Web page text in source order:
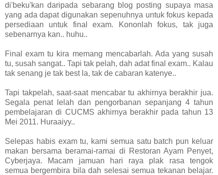
di'beku'kan daripada sebarang blog posting supaya masa
yang ada dapat digunakan sepenuhnya untuk fokus kepada
persediaan untuk final exam. Kononlah fokus, tak juga
sebenarnya kan.. huhu..
Final exam tu kira memang mencabarlah. Ada yang susah
tu, susah sangat.. Tapi tak pelah, dah adat final exam.. Kalau
tak senang je tak best la, tak de cabaran katenye..
Tapi takpelah, saat-saat mencabar tu akhirnya berakhir jua.
Segala penat lelah dan pengorbanan sepanjang 4 tahun
pembelajaran di CUCMS akhirnya berakhir pada tahun 13
Mei 2011. Huraaiyy..
Selepas habis exam tu, kami semua satu batch pun keluar
makan bersama beramai-ramai di Restoran Ayam Penyet,
Cyberjaya. Macam jamuan hari raya plak rasa tengok
semua bergembira bila dah selesai semua tekanan belajar.